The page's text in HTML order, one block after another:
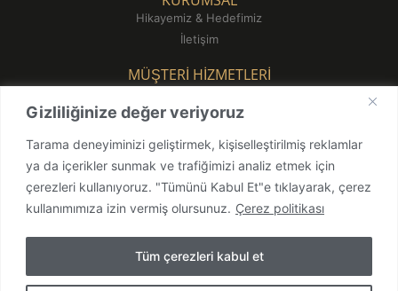
Gizliliğinize değer veriyoruz
Tarama deneyiminizi geliştirmek, kişiselleştirilmiş reklamlar
ya da içerikler sunmak ve trafiğimizi analiz etmek için
çerezleri kullanıyoruz. "Tümünü Kabul Et"e tıklayarak, çerez
kullanımımıza izin vermiş olursunuz. Çerez politikası
Tüm çerezleri kabul et
Hikayemiz & Hedefimiz
İletişim
MÜŞTERİ HİZMETLERİ
Ön Bilgilendirme Formu
Teslimat ve İade
BİZE ULAŞIN
info@ataturkkahvesi.com
0212 293 19 38
0